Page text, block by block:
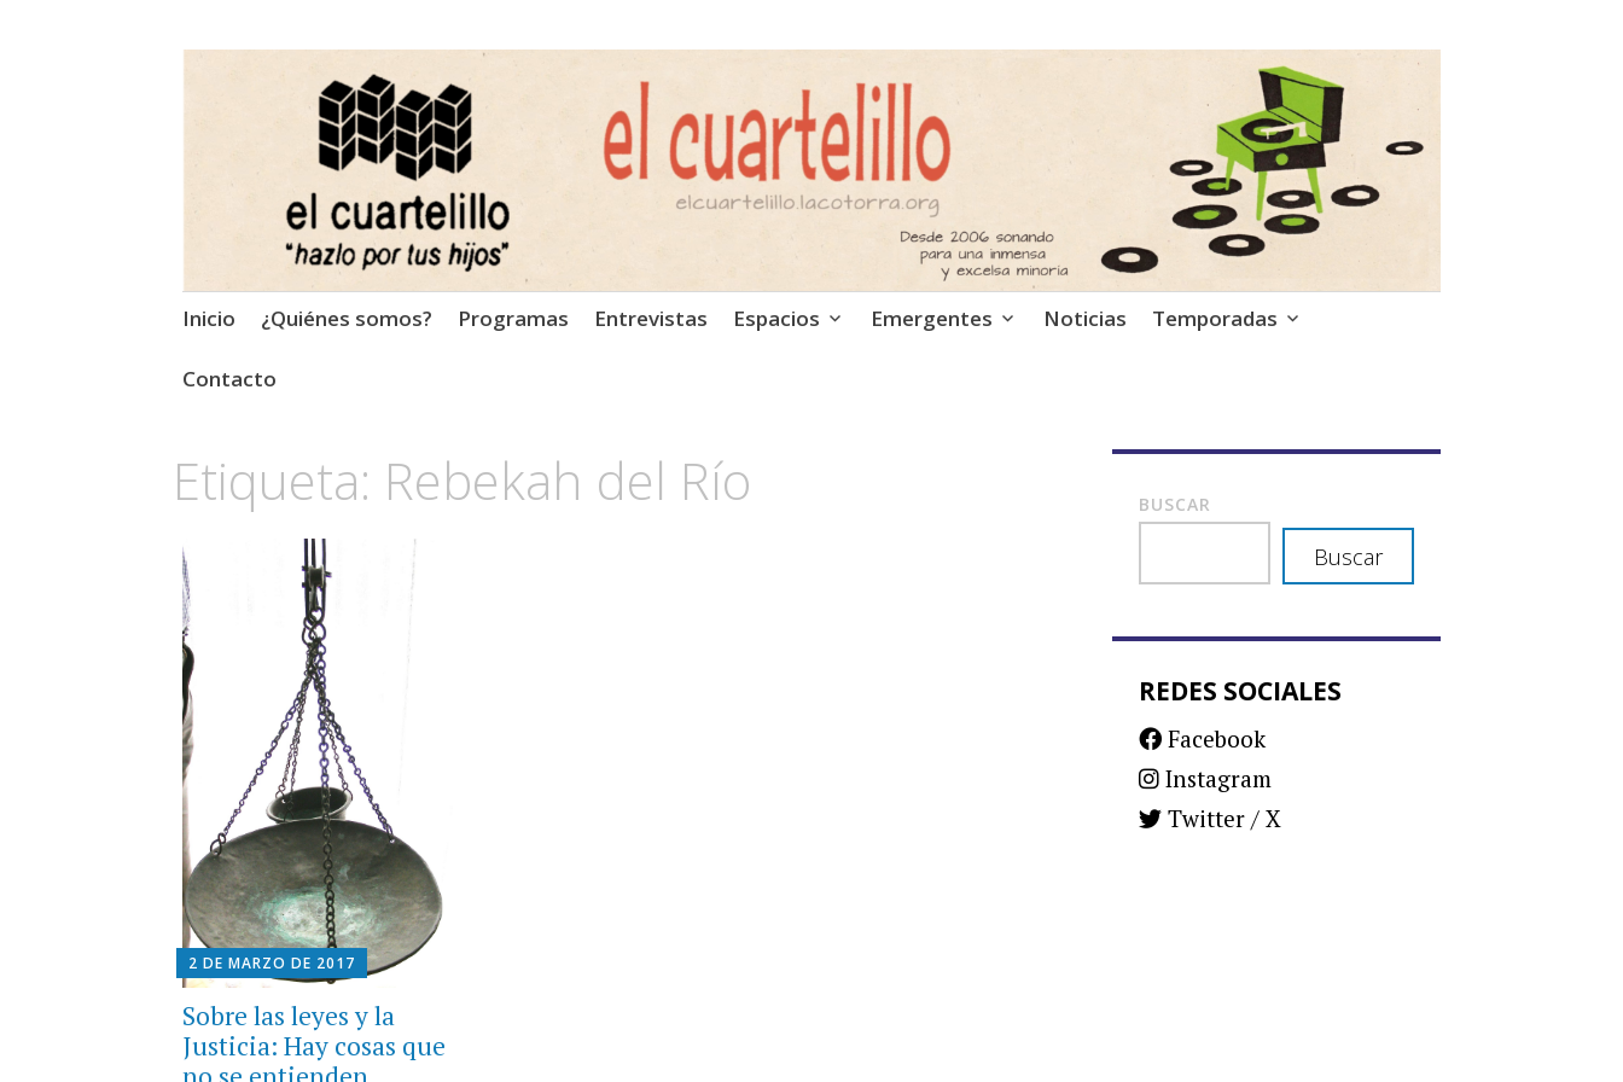
El Cuartelillo
Programa de radio de música independiente. Podcast
Saltar
contenido
Inicio ¿Quiénes somos? Programas Entrevistas Espacios Emergentes Noticias Temporadas
Contacto
Etiqueta: Rebekah del Río
2 DE MARZO DE 2017
Sobre las leyes y la
Justicia: Hay cosas que
BUSCAR
Buscar
REDES SOCIALES
Facebook
Instagram
Twitter / X